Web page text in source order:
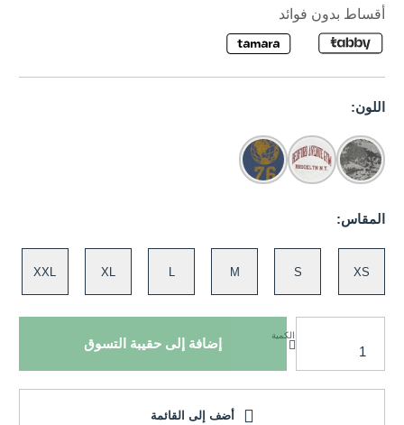
أقساط بدون فوائد
اللون:
المقاس:
XS
S
M
XL
XXL
الكمية
إضافة إلى حقيبة التسوق
أضف إلى القائمة